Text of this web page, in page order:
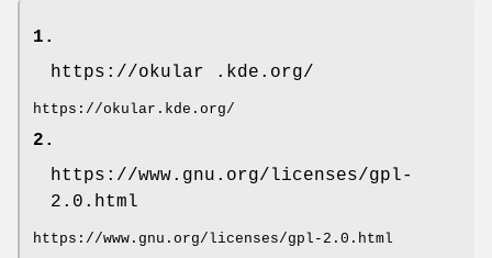
1.
https://okular .kde.org/
https://okular.kde.org/
2.
https://www.gnu.org/licenses/gpl-
2.0.html
https://www.gnu.org/licenses/gpl-2.0.html